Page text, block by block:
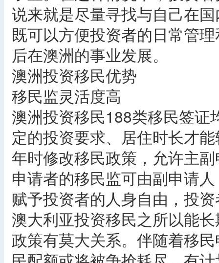
说来就是尽量寻找与自己在
既可以方便投资者的日常管
后在澳洲的事业发展。
澳洲投资移民优势
移民监灵活度高
澳洲投资移民188类移民签证
定的投资要求、居住时长才
年时修改移民政策，允许主
申请者的移民监可由副申请
赋予投资者的人身自由，投
澳大利亚投资移民之所以能
政策有莫大关系。伴随着移